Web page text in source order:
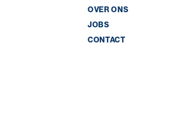
OVER ONS
JOBS
CONTACT